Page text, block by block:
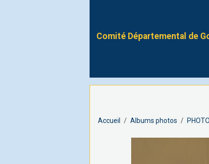
Comité Départemental de
Accueil Albums photos